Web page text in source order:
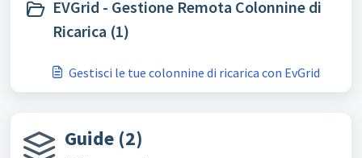
EVGrid - Gestione Remota Colonnine di
Ricarica (1)
Gestisci le tue colonnine di ricarica con EvGrid
Guide (2)